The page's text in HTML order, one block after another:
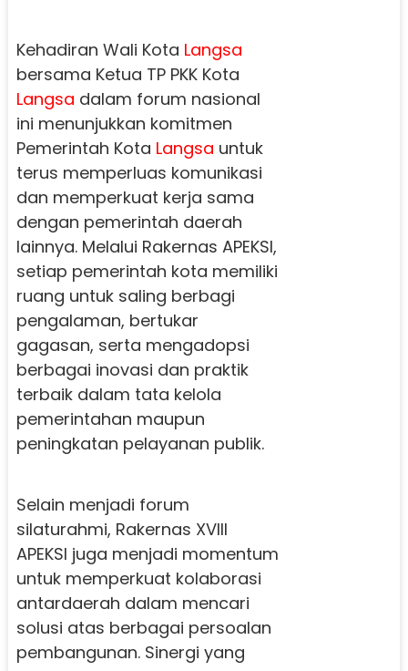
Kehadiran Wali Kota Langsa
bersama Ketua TP PKK Kota
Langsa dalam forum nasional
ini menunjukkan komitmen
Pemerintah Kota Langsa untuk
terus memperluas komunikasi
dan memperkuat kerja sama
dengan pemerintah daerah
lainnya. Melalui Rakernas APEKSI,
setiap pemerintah kota memiliki
ruang untuk saling berbagi
pengalaman, bertukar
gagasan, serta mengadopsi
berbagai inovasi dan praktik
terbaik dalam tata kelola
pemerintahan maupun
peningkatan pelayanan publik.
Selain menjadi forum
silaturahmi, Rakernas XVIII
APEKSI juga menjadi momentum
untuk memperkuat kolaborasi
antardaerah dalam mencari
solusi atas berbagai persoalan
pembangunan. Sinergi yang